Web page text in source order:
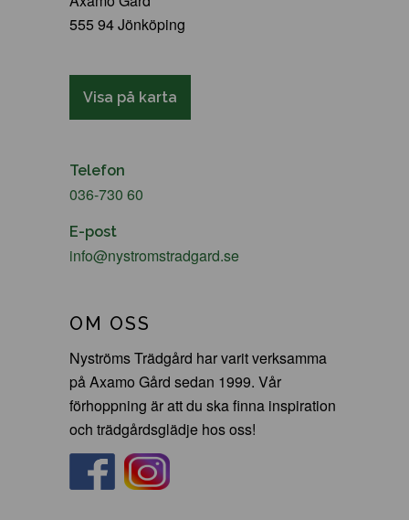
555 94 Jönköping
Visa på karta
Telefon
036-730 60
E-post
info@nystromstradgard.se
OM OSS
Nyströms Trädgård har varit verksamma
på Axamo Gård sedan 1999. Vår
förhoppning är att du ska finna inspiration
och trädgårdsglädje hos oss!